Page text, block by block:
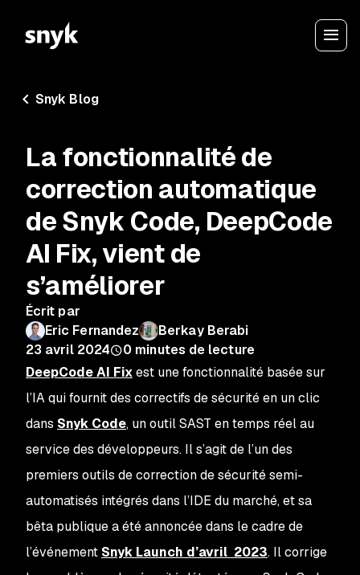
Snyk Blog
La fonctionnalité de
correction automatique
de Snyk Code, DeepCode
AI Fix, vient de
s’améliorer
Écrit par
Eric Fernandez
Berkay Berabi
23 avril 2024
0 minutes de lecture
DeepCode AI Fixest une fonctionnalité basée sur
l’IA qui fournit des correctifs de sécurité en un clic
dans Snyk Code, un outil SAST en temps réel au
service des développeurs. Il s’agit de l’un des
premiers outils de correction de sécurité semi-
automatisés intégrés dans l’IDE du marché, et sa
bêta publique a été annoncée dans le cadre de
l’événement Snyk Launch d’avril 2023. Il corrige